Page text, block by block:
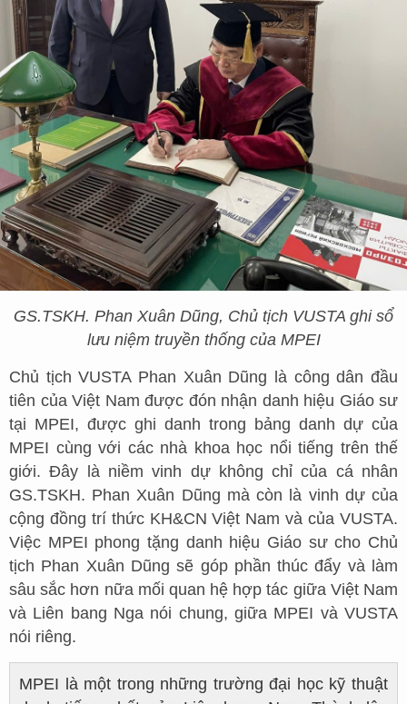
GS.TSKH. Phan Xuân Dũng, Chủ tịch VUSTA ghi sổ
lưu niệm truyền thống của MPEI
Chủ tịch VUSTA Phan Xuân Dũng là công dân đầu
tiên của Việt Nam được đón nhận danh hiệu Giáo sư
tại MPEI, được ghi danh trong bảng danh dự của
MPEI cùng với các nhà khoa học nổi tiếng trên thế
giới. Đây là niềm vinh dự không chỉ của cá nhân
GS.TSKH. Phan Xuân Dũng mà còn là vinh dự của
cộng đồng trí thức KH&CN Việt Nam và của VUSTA.
Việc MPEI phong tặng danh hiệu Giáo sư cho Chủ
tịch Phan Xuân Dũng sẽ góp phần thúc đẩy và làm
sâu sắc hơn nữa mối quan hệ hợp tác giữa Việt Nam
và Liên bang Nga nói chung, giữa MPEI và VUSTA
nói riêng.
MPEI là một trong những trường đại học kỹ thuật